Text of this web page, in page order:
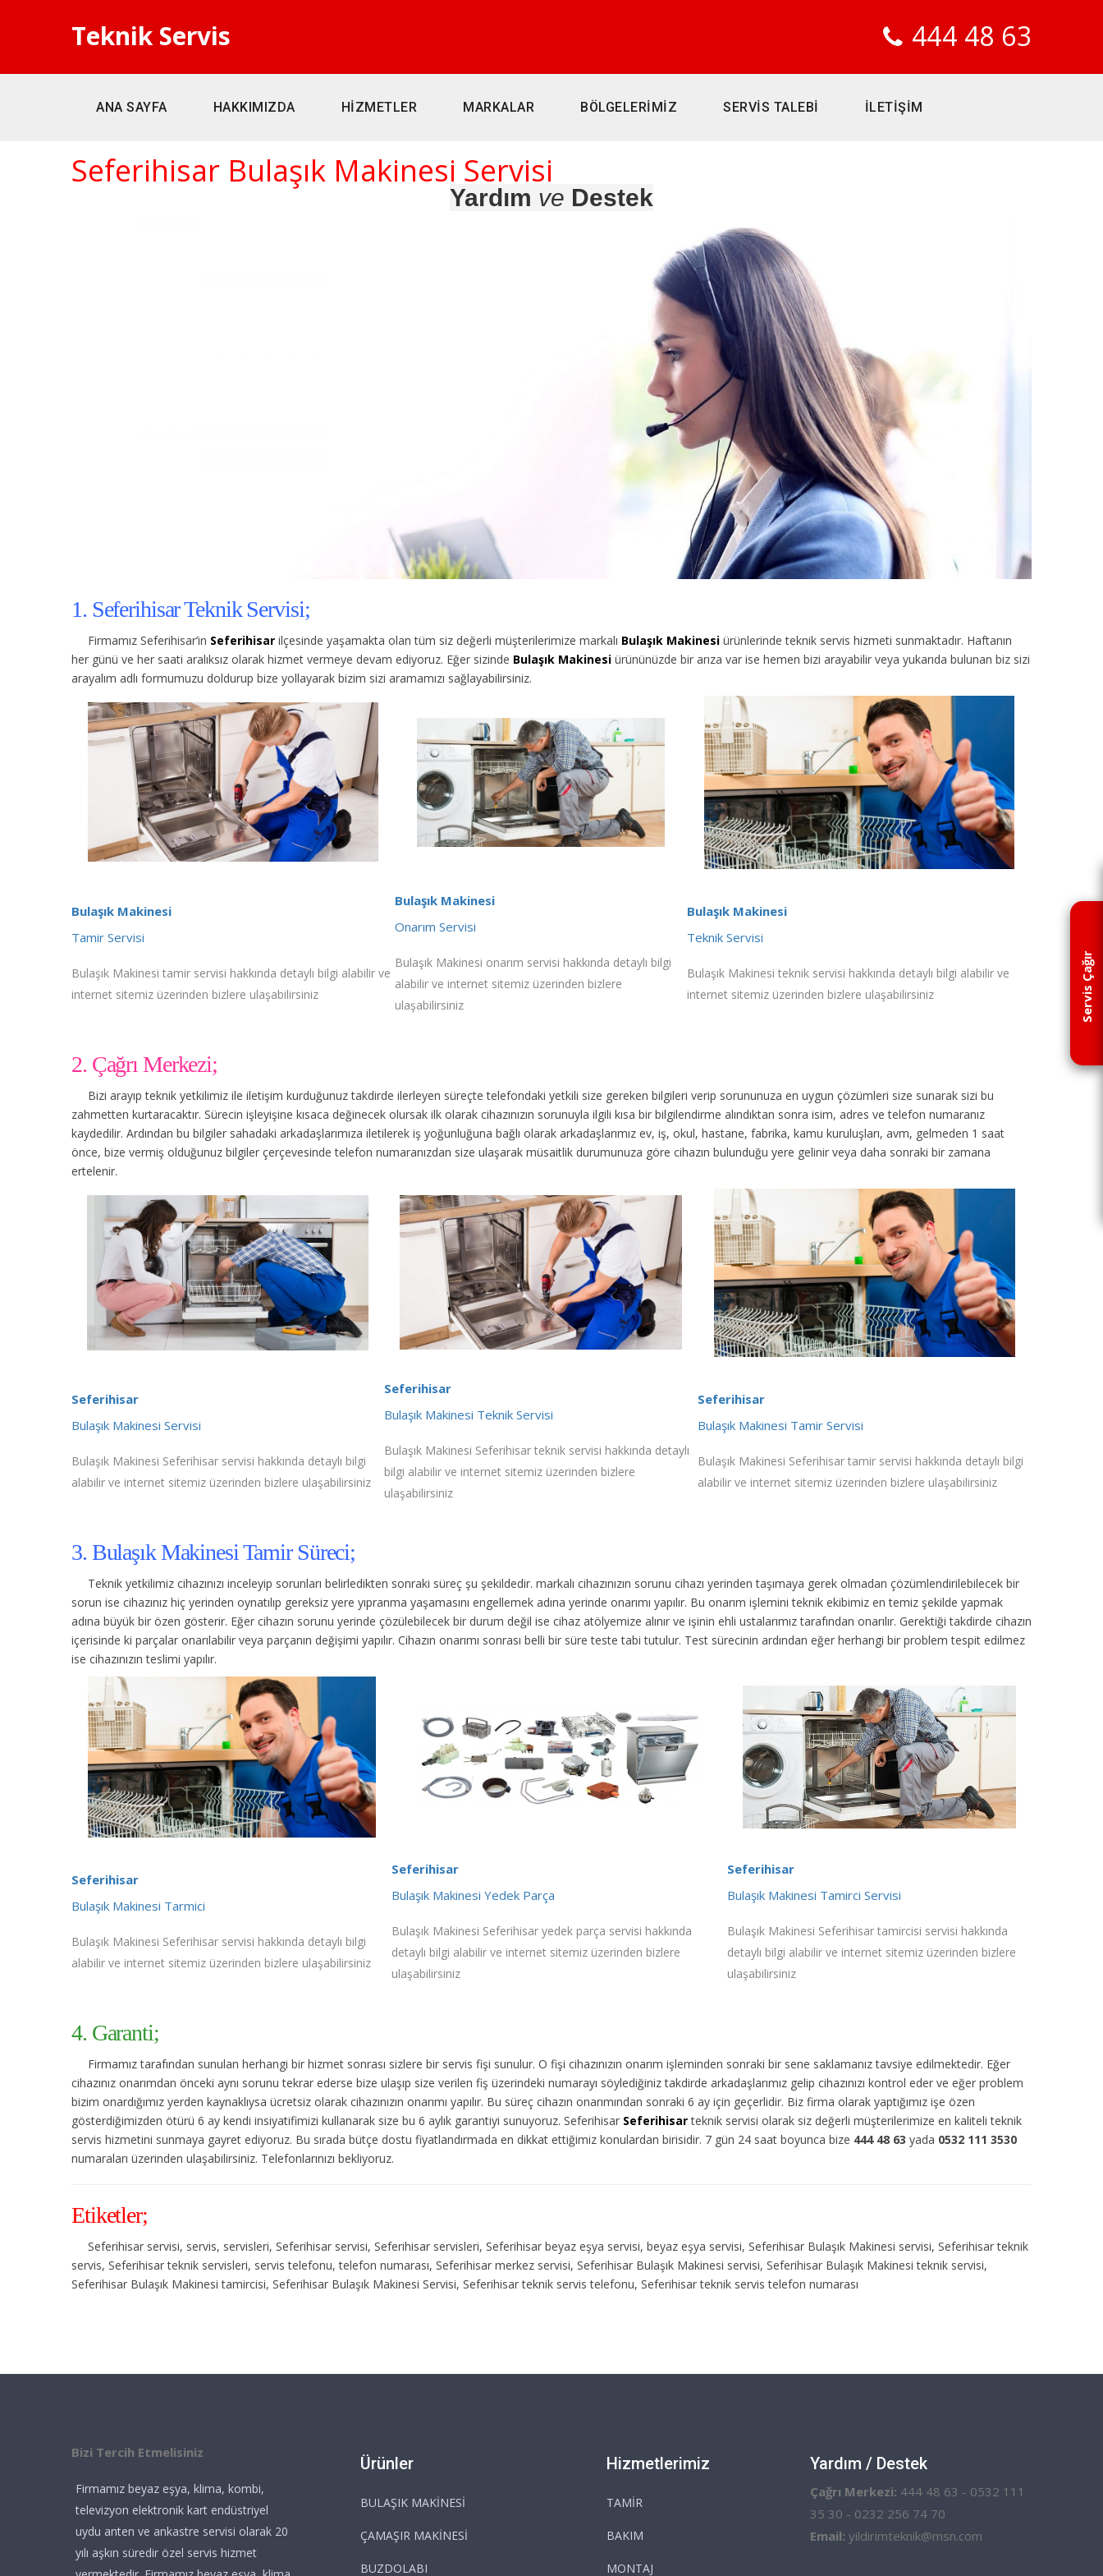
Servis Çağır
Teknik Servis 444 48 63
ANA SAYFA HAKKIMIZDA HİZMETLER MARKALAR BÖLGELERİMİZ SERVİS TALEBİ İLETİŞİM
Seferihisar Bulaşık Makinesi Servisi
Yardım ve Destek
1. Seferihisar Teknik Servisi;
Firmamız Seferihisar’in Seferihisar ilçesinde yaşamakta olan tüm siz değerli müşterilerimize markalı Bulaşık Makinesi ürünlerinde teknik servis hizmeti sunmaktadır. Haftanın
her günü ve her saati aralıksız olarak hizmet vermeye devam ediyoruz. Eğer sizinde Bulaşık Makinesi ürününüzde bir arıza var ise hemen bizi arayabilir veya yukarıda bulunan biz sizi
arayalım adlı formumuzu doldurup bize yollayarak bizim sizi aramamızı sağlayabilirsiniz.
Bulaşık Makinesi
Tamir Servisi
Bulaşık Makinesi tamir servisi hakkında detaylı bilgi alabilir ve
internet sitemiz üzerinden bizlere ulaşabilirsiniz
Bulaşık Makinesi
Onarım Servisi
Bulaşık Makinesi onarım servisi hakkında detaylı bilgi
alabilir ve internet sitemiz üzerinden bizlere
ulaşabilirsiniz
Bulaşık Makinesi
Teknik Servisi
Bulaşık Makinesi teknik servisi hakkında detaylı bilgi alabilir ve
internet sitemiz üzerinden bizlere ulaşabilirsiniz
2. Çağrı Merkezi;
Bizi arayıp teknik yetkilimiz ile iletişim kurduğunuz takdirde ilerleyen süreçte telefondaki yetkili size gereken bilgileri verip sorununuza en uygun çözümleri size sunarak sizi bu
zahmetten kurtaracaktır. Sürecin işleyişine kısaca değinecek olursak ilk olarak cihazınızın sorunuyla ilgili kısa bir bilgilendirme alındıktan sonra isim, adres ve telefon numaranız
kaydedilir. Ardından bu bilgiler sahadaki arkadaşlarımıza iletilerek iş yoğunluğuna bağlı olarak arkadaşlarımız ev, iş, okul, hastane, fabrika, kamu kuruluşları, avm, gelmeden 1 saat
önce, bize vermiş olduğunuz bilgiler çerçevesinde telefon numaranızdan size ulaşarak müsaitlik durumunuza göre cihazın bulunduğu yere gelinir veya daha sonraki bir zamana
ertelenir.
Seferihisar
Bulaşık Makinesi Servisi
Bulaşık Makinesi Seferihisar servisi hakkında detaylı bilgi
alabilir ve internet sitemiz üzerinden bizlere ulaşabilirsiniz
Seferihisar
Bulaşık Makinesi Teknik Servisi
Bulaşık Makinesi Seferihisar teknik servisi hakkında detaylı
bilgi alabilir ve internet sitemiz üzerinden bizlere
ulaşabilirsiniz
Seferihisar
Bulaşık Makinesi Tamir Servisi
Bulaşık Makinesi Seferihisar tamir servisi hakkında detaylı bilgi
alabilir ve internet sitemiz üzerinden bizlere ulaşabilirsiniz
3. Bulaşık Makinesi Tamir Süreci;
Teknik yetkilimiz cihazınızı inceleyip sorunları belirledikten sonraki süreç şu şekildedir. markalı cihazınızın sorunu cihazı yerinden taşımaya gerek olmadan çözümlendirilebilecek bir
sorun ise cihazınız hiç yerinden oynatılıp gereksiz yere yıpranma yaşamasını engellemek adına yerinde onarımı yapılır. Bu onarım işlemini teknik ekibimiz en temiz şekilde yapmak
adına büyük bir özen gösterir. Eğer cihazın sorunu yerinde çözülebilecek bir durum değil ise cihaz atölyemize alınır ve işinin ehli ustalarımız tarafından onarılır. Gerektiği takdirde cihazın
içerisinde ki parçalar onarılabilir veya parçanın değişimi yapılır. Cihazın onarımı sonrası belli bir süre teste tabi tutulur. Test sürecinin ardından eğer herhangi bir problem tespit edilmez
ise cihazınızın teslimi yapılır.
Seferihisar
Bulaşık Makinesi Tarmici
Bulaşık Makinesi Seferihisar servisi hakkında detaylı bilgi
alabilir ve internet sitemiz üzerinden bizlere ulaşabilirsiniz
Seferihisar
Bulaşık Makinesi Yedek Parça
Bulaşık Makinesi Seferihisar yedek parça servisi hakkında
detaylı bilgi alabilir ve internet sitemiz üzerinden bizlere
ulaşabilirsiniz
Seferihisar
Bulaşık Makinesi Tamirci Servisi
Bulaşık Makinesi Seferihisar tamircisi servisi hakkında
detaylı bilgi alabilir ve internet sitemiz üzerinden bizlere
ulaşabilirsiniz
4. Garanti;
Firmamız tarafından sunulan herhangi bir hizmet sonrası sizlere bir servis fişi sunulur. O fişi cihazınızın onarım işleminden sonraki bir sene saklamanız tavsiye edilmektedir. Eğer
cihazınız onarımdan önceki aynı sorunu tekrar ederse bize ulaşıp size verilen fiş üzerindeki numarayı söylediğiniz takdirde arkadaşlarımız gelip cihazınızı kontrol eder ve eğer problem
bizim onardığımız yerden kaynaklıysa ücretsiz olarak cihazınızın onarımı yapılır. Bu süreç cihazın onarımından sonraki 6 ay için geçerlidir. Biz firma olarak yaptığımız işe özen
gösterdiğimizden ötürü 6 ay kendi insiyatifimizi kullanarak size bu 6 aylık garantiyi sunuyoruz. Seferihisar Seferihisar teknik servisi olarak siz değerli müşterilerimize en kaliteli teknik
servis hizmetini sunmaya gayret ediyoruz. Bu sırada bütçe dostu fiyatlandırmada en dikkat ettiğimiz konulardan birisidir. 7 gün 24 saat boyunca bize 444 48 63 yada 0532 111 3530
numaraları üzerinden ulaşabilirsiniz. Telefonlarınızı bekliyoruz.
Etiketler;
Seferihisar servisi, servis, servisleri, Seferihisar servisi, Seferihisar servisleri, Seferihisar beyaz eşya servisi, beyaz eşya servisi, Seferihisar Bulaşık Makinesi servisi, Seferihisar teknik
servis, Seferihisar teknik servisleri, servis telefonu, telefon numarası, Seferihisar merkez servisi, Seferihisar Bulaşık Makinesi servisi, Seferihisar Bulaşık Makinesi teknik servisi,
Seferihisar Bulaşık Makinesi tamircisi, Seferihisar Bulaşık Makinesi Servisi, Seferihisar teknik servis telefonu, Seferihisar teknik servis telefon numarası
Bizi Tercih Etmelisiniz
Firmamız beyaz eşya, klima, kombi,
televizyon elektronik kart endüstriyel
uydu anten ve ankastre servisi olarak 20
yılı aşkın süredir özel servis hizmet
Ürünler
BULAŞIK MAKİNESİ
ÇAMAŞIR MAKİNESİ
BUZDOLABI
Hizmetlerimiz
TAMİR
BAKIM
MONTAJ
Yardım / Destek
Çağrı Merkezi: 444 48 63 - 0532 111
35 30 - 0232 256 74 70
Email: yildirimteknik@msn.com